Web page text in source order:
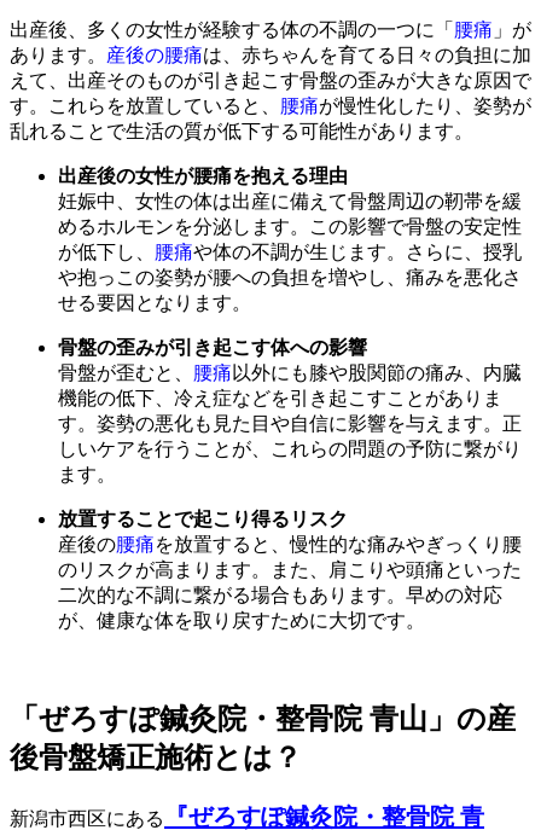
出産後、多くの女性が経験する体の不調の一つに「 腰痛 」が
あります。 産後の腰痛は、赤ちゃんを育てる日々の負担に加
えて、出産そのものが引き起こす骨盤の歪みが大きな原因で
す。これらを放置していると、 腰痛が慢性化したり、姿勢が
乱れることで生活の質が低下する可能性があります。
出産後の女性が腰痛を抱える理由
妊娠中、女性の体は出産に備えて骨盤周辺の靭帯を緩
めるホルモンを分泌します。この影響で骨盤の安定性
が低下し、 腰痛や体の不調が生じます。さらに、授乳
や抱っこの姿勢が腰への負担を増やし、痛みを悪化さ
せる要因となります。
骨盤の歪みが引き起こす体への影響
骨盤が歪むと、 腰痛 以外にも膝や股関節の痛み、内臓
機能の低下、冷え症などを引き起こすことがありま
す。姿勢の悪化も見た目や自信に影響を与えます。正
しいケアを行うことが、これらの問題の予防に繋がり
ます。
放置することで起こり得るリスク
産後の腰痛を放置すると、慢性的な痛みやぎっくり腰
のリスクが高まります。また、肩こりや頭痛といった
二次的な不調に繋がる場合もあります。早めの対応
が、健康な体を取り戻すために大切です。
「ぜろすぽ鍼灸院・整骨院 青山」の産
後骨盤矯正施術とは？
新潟市西区にある 『ぜろすぽ鍼灸院・整骨院 青